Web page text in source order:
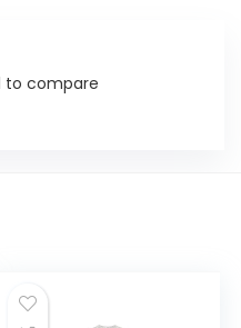
to compare